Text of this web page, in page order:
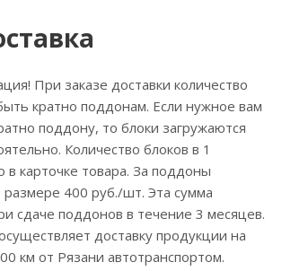
При заказе доставки количество
кратно поддонам. Если нужное вам
поддону, то блоки загружаются
Количество блоков в 1
в карточке товара. За поддоны
размере 400 руб./шт. Эта сумма
сдаче поддонов в течение 3 месяцев.
доставку продукции на
км от Рязани автотранспортом.